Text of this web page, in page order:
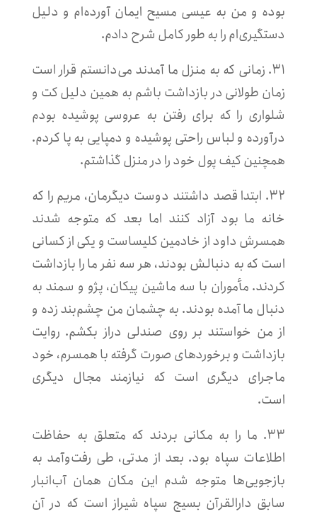
بوده و من به عیسی مسیح ایمان آورده‌ام و دلیل
دستگیری‌ام را به طور کامل شرح دادم.
۳۱. زمانی که به منزل ما آمدند می‌دانستم قرار است
زمان طولانی در بازداشت باشم به همین دلیل کت و
شلواری را که برای رفتن به عروسی پوشیده بودم
درآورده و لباس راحتی پوشیده و دمپایی به پا کردم.
همچنین کیف پول خود را در منزل گذاشتم.
۳۲. ابتدا قصد داشتند دوست دیگرمان، مریم را که
خانه ما بود آزاد کنند اما بعد که متوجه شدند
همسرش داود از خادمین کلیساست و یکی از کسانی
است که به دنبالش بودند، هر سه نفر ما را بازداشت
کردند. مأموران با سه ماشین پیکان، پژو و سمند به
دنبال ما آمده بودند. به چشمان من چشم‌بند زده و
از من خواستند بر روی صندلی دراز بکشم. روایت
بازداشت و برخوردهای صورت گرفته با همسرم، خود
ماجرای دیگری است که نیازمند مجال دیگری
است.
۳۳. ما را به مکانی بردند که متعلق به حفاظت
اطلاعات سپاه بود. بعد از مدتی، طی رفت‌وآمد به
بازجویی‌ها متوجه شدم این مکان همان آب‌انبار
سابق دارالقرآن بسیج سپاه شیراز است که در آن